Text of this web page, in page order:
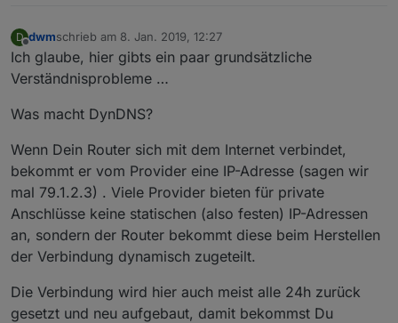
D
Offline
dwmschrieb am 8. Jan. 2019, 12:27
zuletzt editiert von
Ich glaube, hier gibts ein paar grundsätzliche
Verständnisprobleme …
Was macht DynDNS?
Wenn Dein Router sich mit dem Internet verbindet,
bekommt er vom Provider eine IP-Adresse (sagen wir
mal 79.1.2.3) . Viele Provider bieten für private
Anschlüsse keine statischen (also festen) IP-Adressen
an, sondern der Router bekommt diese beim Herstellen
der Verbindung dynamisch zugeteilt.
Die Verbindung wird hier auch meist alle 24h zurück
gesetzt und neu aufgebaut, damit bekommst Du